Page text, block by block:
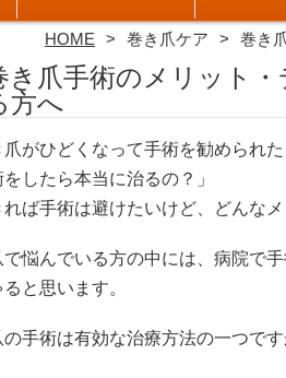
HOME 巻き爪ケア 巻き
き爪手術のメリット
方へ
爪がひどくなって手術を勧められた
をしたら本当に治るの？」
れば手術は避けたいけど、どんな
で悩んでいる方の中には、病院で
と思います。
の手術は有効な治療方法の一つで